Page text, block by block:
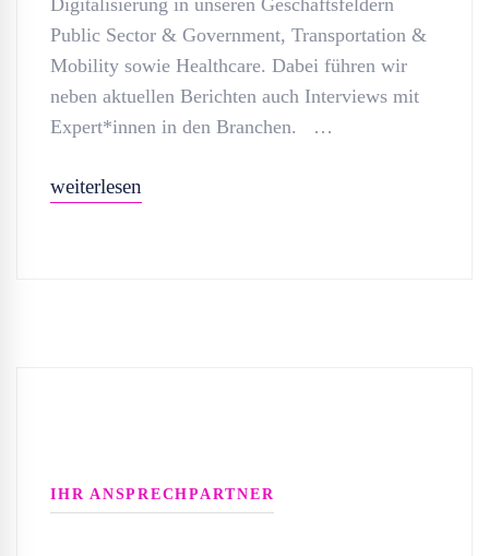
Digitalisierung in unseren Geschäftsfeldern
Public Sector & Government, Transportation &
Mobility sowie Healthcare. Dabei führen wir
neben aktuellen Berichten auch Interviews mit
Expert*innen in den Branchen. …
weiterlesen
IHR ANSPRECHPARTNER